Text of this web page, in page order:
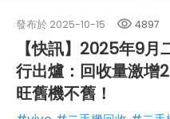
發布於 2025-10-15 4897
【快訊】2025年9
行出爐：回收量激
旺舊機不舊！